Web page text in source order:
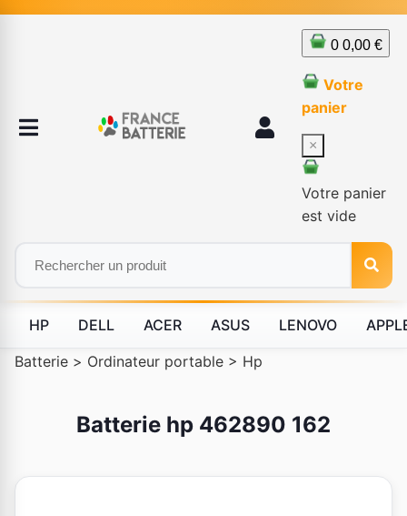
0 0,00 €
Votre
panier
×
Votre panier
est vide
HP DELL ACER ASUS LENOVO
Batterie > Ordinateur portable > Hp
Batterie hp 462890 162